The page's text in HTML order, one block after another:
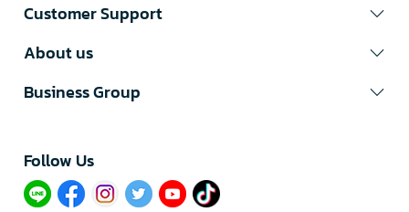
Customer Support
About us
Business Group
Follow Us​